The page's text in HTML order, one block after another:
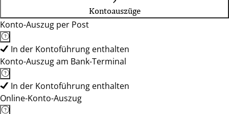
Kontoauszüge
Konto-Auszug per Post
In der Kontoführung enthalten
Konto-Auszug am Bank-Terminal
In der Kontoführung enthalten
Online-Konto-Auszug